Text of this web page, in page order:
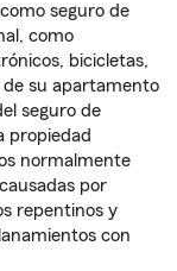
seguro de
como
bicicletas,
su apartamento
seguro de
propiedad
normalmente
por
repentinos y
con